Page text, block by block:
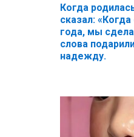
Когда
сказал:
года, мы
слова
надежду.